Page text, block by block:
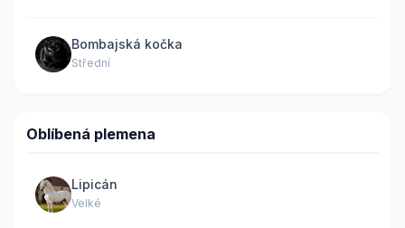
Bombajská kočka
Střední
Oblíbená plemena
Lipicán
Velké